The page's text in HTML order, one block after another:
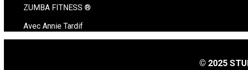
ZUMBA FITNESS ®
Avec Annie Tardif
© 2025